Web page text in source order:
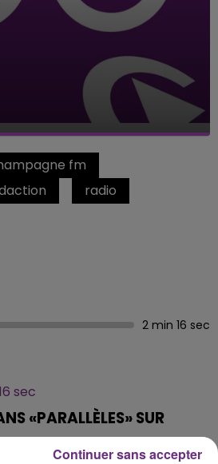
fm
radio
2 min 16 sec
sec
«PARALLÈLES» SUR
Continuer sans accepter